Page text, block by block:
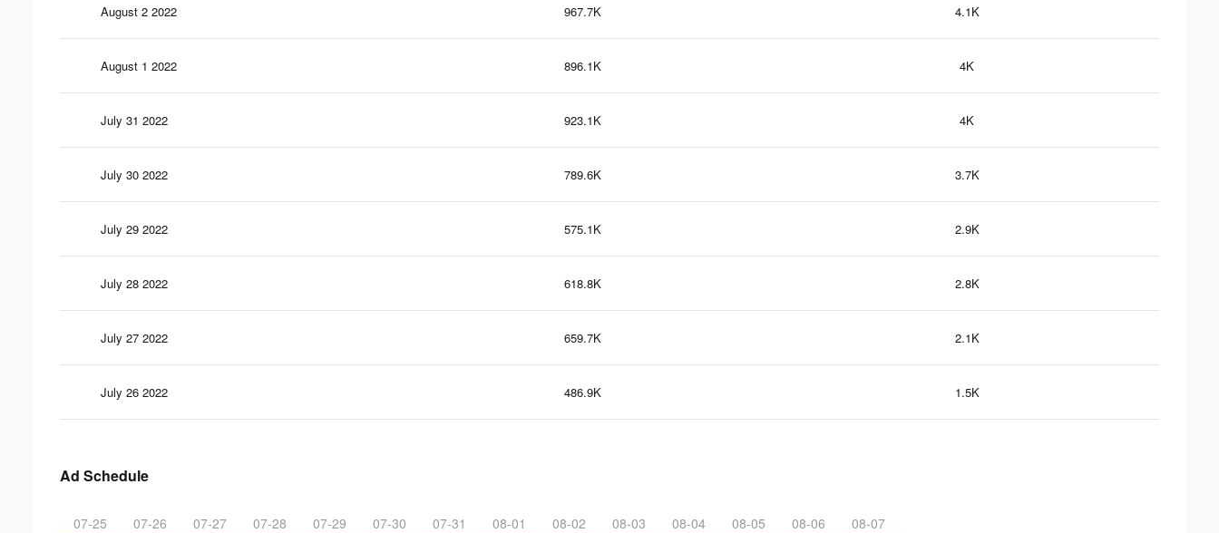
August 2 2022 967.7K 4.1K
August 1 2022 896.1K 4K
July 31 2022 923.1K 4K
July 30 2022 789.6K 3.7K
July 29 2022 575.1K 2.9K
July 28 2022 618.8K 2.8K
July 27 2022 659.7K 2.1K
July 26 2022 486.9K 1.5K
Ad Schedule
07-25 07-26 07-27 07-28 07-29 07-30 07-31 08-01 08-02 08-03 08-04 08-05 08-06 08-07